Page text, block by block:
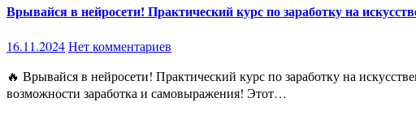
Врывайся в нейросети! Практический курс по заработку на
16.11.2024Нет комментариев
🔥 Врывайся в нейросети! Практический курс по заработку на искусственном интеллекте для дизайнеров и креаторов 🚀 Погрузитесь в мир нейросетей и откройте для себя новые
возможности заработка и самовыражения! Этот…